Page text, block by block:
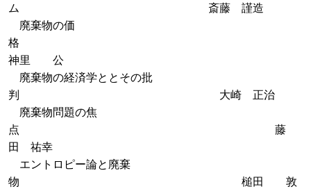
ム 斎藤 謹造
廃棄物の価
格
神里 公
廃棄物の経済学ととその批
判 大崎 正治
廃棄物問題の焦
点 藤
田 祐幸
エントロピー論と廃棄
物 槌田 敦